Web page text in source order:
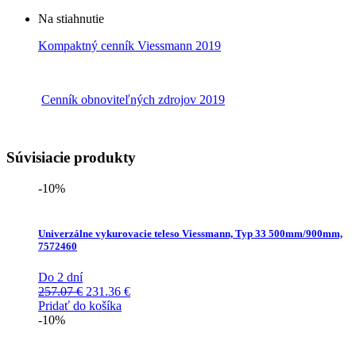
Na stiahnutie
Kompaktný cenník Viessmann 2019
Cenník obnoviteľných zdrojov 2019
Súvisiacie produkty
-10%
Univerzálne vykurovacie teleso Viessmann, Typ 33 500mm/900mm,
7572460
Do 2 dní
257.07€ Pôvodná
cena
231.36 €Aktuálna
Pridať do košíka
-10%